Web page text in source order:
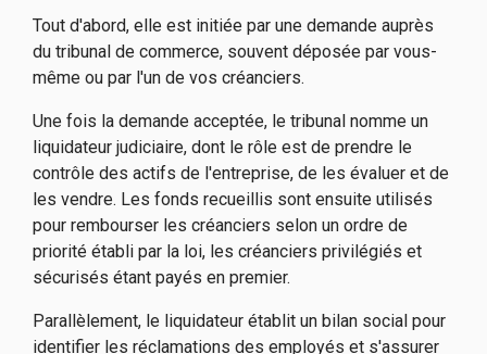
Tout d'abord, elle est initiée par une demande auprès
du tribunal de commerce, souvent déposée par vous-
même ou par l'un de vos créanciers.
Une fois la demande acceptée, le tribunal nomme un
liquidateur judiciaire, dont le rôle est de prendre le
contrôle des actifs de l'entreprise, de les évaluer et de
les vendre. Les fonds recueillis sont ensuite utilisés
pour rembourser les créanciers selon un ordre de
priorité établi par la loi, les créanciers privilégiés et
sécurisés étant payés en premier.
Parallèlement, le liquidateur établit un bilan social pour
identifier les réclamations des employés et s'assurer